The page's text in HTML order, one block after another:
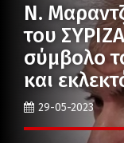
Ν.
του
σύμβολο
και
29-05-2023